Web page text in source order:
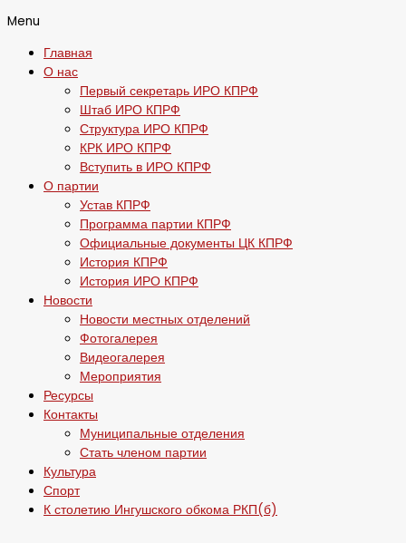
Menu
Главная
О нас
Первый секретарь ИРО КПРФ
Штаб ИРО КПРФ
Структура ИРО КПРФ
КРК ИРО КПРФ
Вступить в ИРО КПРФ
О партии
Устав КПРФ
Программа партии КПРФ
Официальные документы ЦК КПРФ
История КПРФ
История ИРО КПРФ
Новости
Новости местных отделений
Фотогалерея
Видеогалерея
Мероприятия
Ресурсы
Контакты
Муниципальные отделения
Стать членом партии
Культура
Спорт
К столетию Ингушского обкома РКП(б)